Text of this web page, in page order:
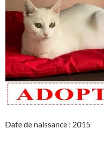
Date de naissance : 2015